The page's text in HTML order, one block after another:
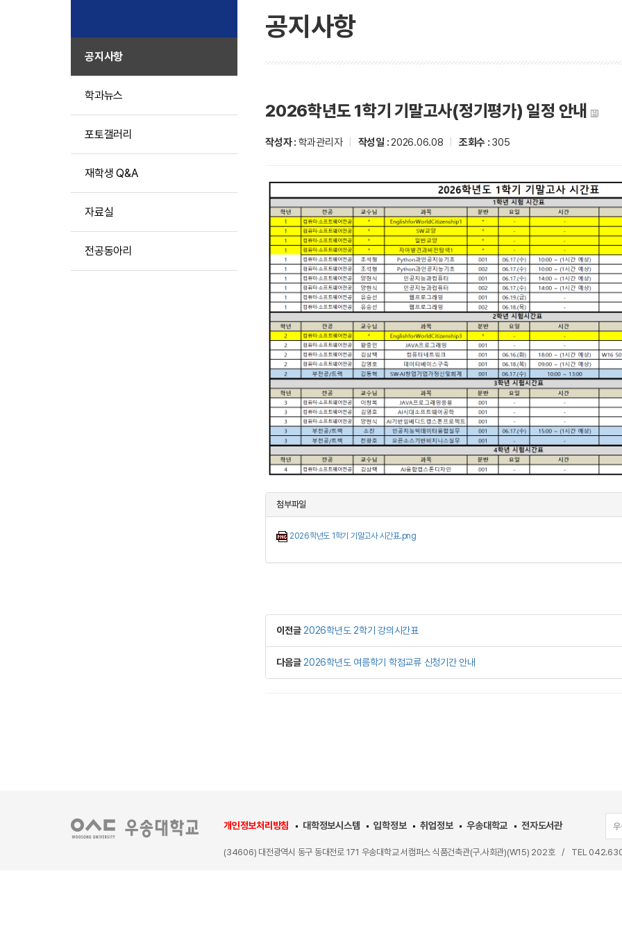
공지사항
학과뉴스
포토갤러리
재학생 Q&A
자료실
전공동아리
공지사항
2026학년도 1학기 기말고사(정기평가) 일정 안내
작성자 : 학과관리자 작성일 :2026.06.08 조회수 : 305
첨부파일
2026학년도 1학기 기말고사 시간표.png
이전글 2026학년도 2학기 강의시간표
다음글 2026학년도 여름학기 학점교류 신청기간 안내
개인정보처리방침 대학정보시스템 입학정보 취업정보 우송대학교 전자도서관
(34606) 대전광역시 동구 동대전로 171 우송대학교 서캠퍼스 식품건축관(구.사회관)(W15) 202호 / TEL